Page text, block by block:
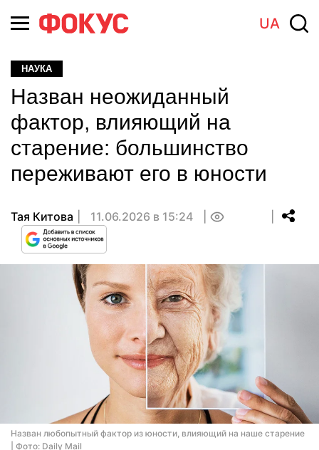
UA
НАУКА
Назван неожиданный
фактор, влияющий на
старение: большинство
переживают его в юности
Тая Китова 11.06.2026 в 15:24
Назван любопытный фактор из юности, влияющий на наше старение
| Фото: Daily Mail